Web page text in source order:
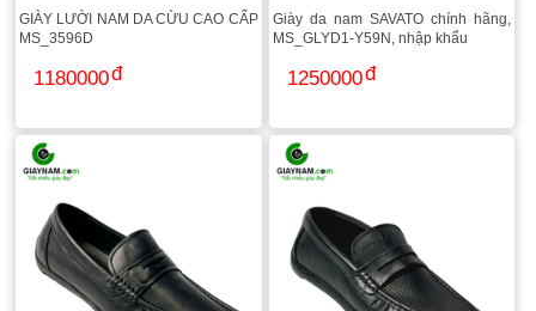
GIÀY LƯỜI NAM DA CỪU CAO CẤP
MS_3596D
1180000
Giày da nam SAVATO chính hãng,
MS_GLYD1-Y59N, nhập khẩu
1250000